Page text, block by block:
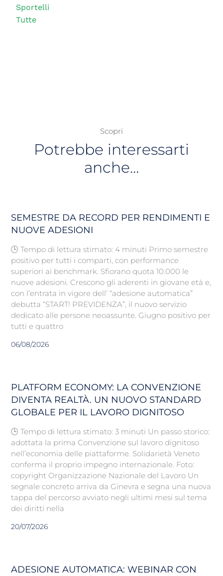
Sportelli
Tutte
Scopri
Potrebbe interessarti
anche…
SEMESTRE DA RECORD PER RENDIMENTI E
NUOVE ADESIONI
🕒 Tempo di lettura stimato: 4 minuti Primo semestre
positivo per tutti i comparti, con performance
superiori ai benchmark. Sfiorano quota 10.000 le
nuove adesioni. Crescono gli aderenti in giovane età e,
con l’entrata in vigore dell’ “adesione automatica”
debutta “START! PREVIDENZA”, il nuovo servizio
dedicato alle persone neoassunte. Giugno positivo per
tutti e quattro
06/08/2026
PLATFORM ECONOMY: LA CONVENZIONE
DIVENTA REALTÀ. UN NUOVO STANDARD
GLOBALE PER IL LAVORO DIGNITOSO
🕒 Tempo di lettura stimato: 3 minuti Un passo storico:
adottata la prima Convenzione sul lavoro dignitoso
nell’economia delle piattaforme. Solidarietà Veneto
conferma il proprio impegno internazionale. Foto:
copyright Organizzazione Nazionale del Lavoro Un
segnale concreto arriva da Ginevra e segna una nuova
tappa del percorso avviato negli ultimi mesi sul tema
dei diritti nella
20/07/2026
ADESIONE AUTOMATICA: WEBINAR CON